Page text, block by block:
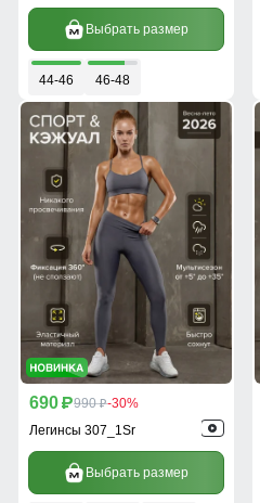
Выбрать размер
44-46 46-48
690 p990 p-30%
Легинсы 307_1Sr
Выбрать размер